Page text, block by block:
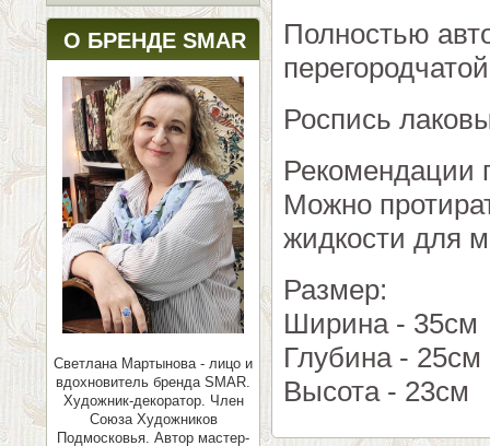
О БРЕНДЕ SMAR
Светлана Мартынова - лицо и
вдохновитель бренда SMAR.
Художник-декоратор. Член
Союза Художников
Подмосковья. Автор мастер-
Полностью
Роспись
Рекомендации
Можно
жидкости для
Размер:
Ширина - 35см
Глубина - 25см
Высота - 23см